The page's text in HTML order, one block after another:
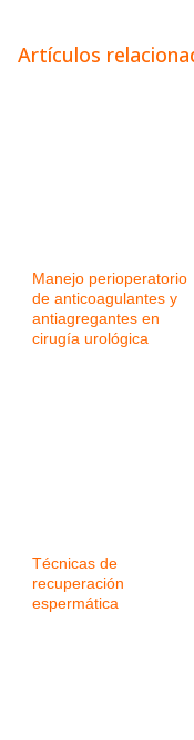
Artículos
Manejo perioperatorio
de anticoagulantes y
antiagregantes en
cirugía urológica
Técnicas de
recuperación
espermática